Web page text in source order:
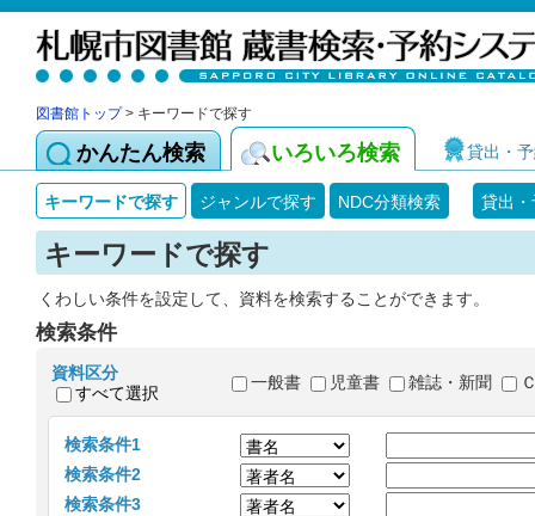
図書館トップ> キーワードで探す
かんたん検索 いろいろ検索 貸出・
キーワードで探す ジャンルで探す NDC分類検索 貸出
キーワードで探す
くわしい条件を設定して、資料を検索することができます。
検索条件
資料区分
すべて選択
一般書 児童書 雑誌・新聞
検索条件1
検索条件2
検索条件3